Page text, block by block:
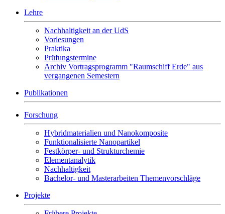
Lehre
Nachhaltigkeit an der UdS
Vorlesungen
Praktika
Prüfungstermine
Archiv Vortragsprogramm "Raumschiff Erde" aus
vergangenen Semestern
Publikationen
Forschung
Hybridmaterialien und Nanokomposite
Funktionalisierte Nanopartikel
Festkörper- und Strukturchemie
Elementanalytik
Nachhaltigkeit
Bachelor- und Masterarbeiten Themenvorschläge
Projekte